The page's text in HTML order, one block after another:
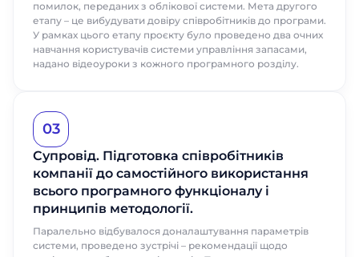
помилок, переданих з облікової системи. Мета другого
етапу – це вибудувати довіру співробітників до програми.
У рамках цього етапу проєкту було проведено два очних
навчання користувачів системи управління запасами,
надано відеоуроки з кожного програмного розділу.
03
Супровід. Підготовка співробітників
компанії до самостійного використання
всього програмного функціоналу і
принципів методології.
Паралельно відбувалося доналаштування параметрів
системи, проведено зустрічі – рекомендації щодо